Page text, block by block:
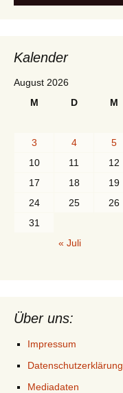
Kalender
August 2026
M
D M
3
4 5
10
11 12
17
18 19
24
25 26
31
« Juli
Über uns:
Impressum
Datenschutzerklärung
Mediadaten